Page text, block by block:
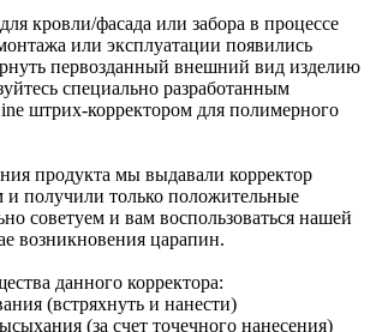
кровли/фасада или забора в процессе
или эксплуатации появились
первозданный внешний вид изделию
специально разработанным
штрих-корректором для полимерного
продукта мы выдавали корректор
и получили только положительные
советуем и вам воспользоваться нашей
возникновения царапин.
данного корректора:
(встряхнуть и нанести)
(за счет точечного нанесения)